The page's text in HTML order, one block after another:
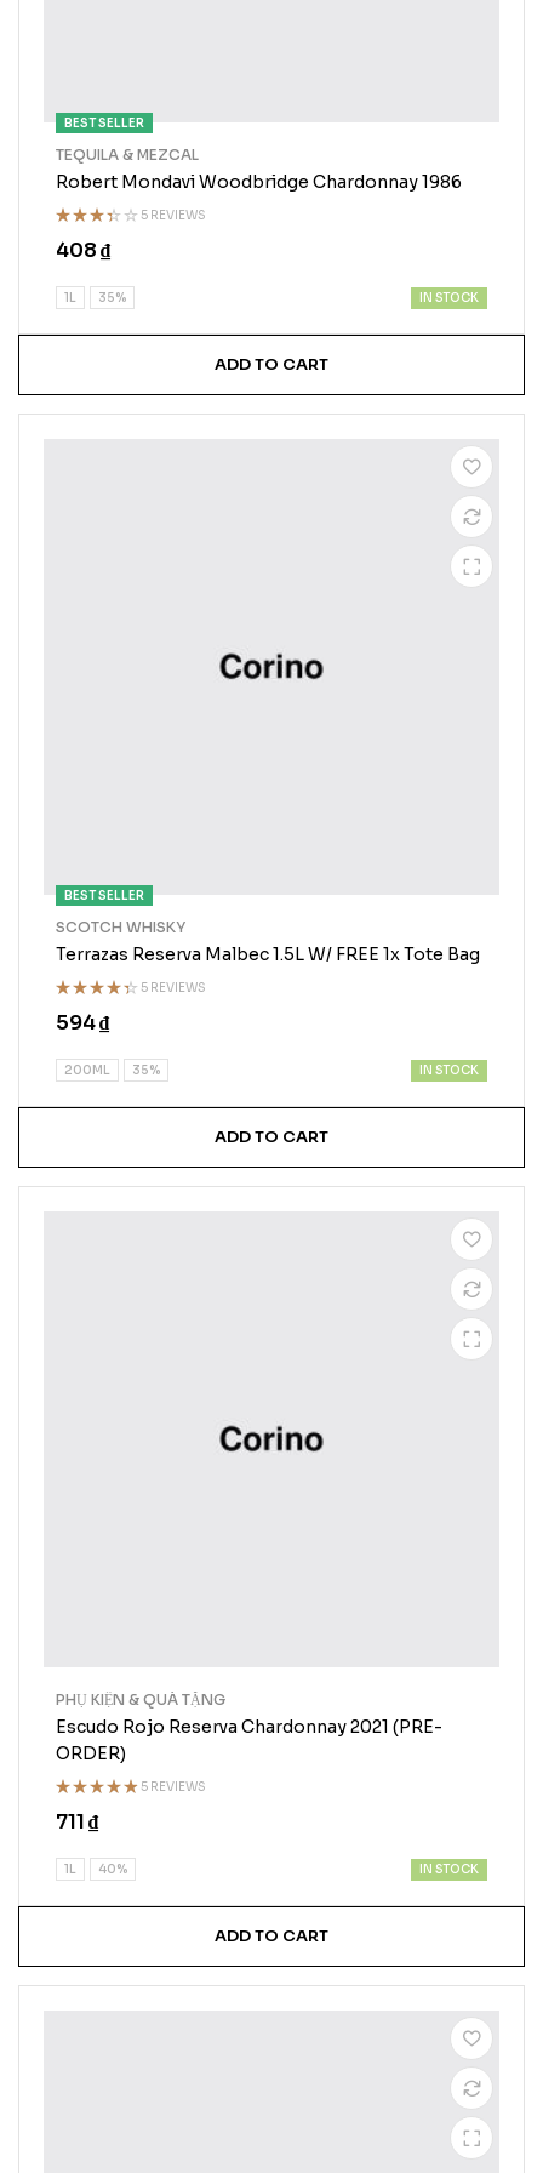
BEST SELLER
Robert Mondavi Woodbridge Chardonnay 1986
Rated
3.25
5
5 REVIEWS
TEQUILA & MEZCAL
408₫
1L 35% IN STOCK
ADD TO CART
BEST SELLER
Terrazas Reserva Malbec 1.5L W/ FREE 1x Tote Bag
Rated
4.25out
5 REVIEWS
SCOTCH WHISKY
594₫
200ML 35% IN STOCK
ADD TO CART
Escudo Rojo Reserva Chardonnay 2021 (PRE-
ORDER)
Rated
4.75out
5 REVIEWS
PHỤ KIỆN & QUÀ TẶNG
711₫
1L 40% IN STOCK
ADD TO CART